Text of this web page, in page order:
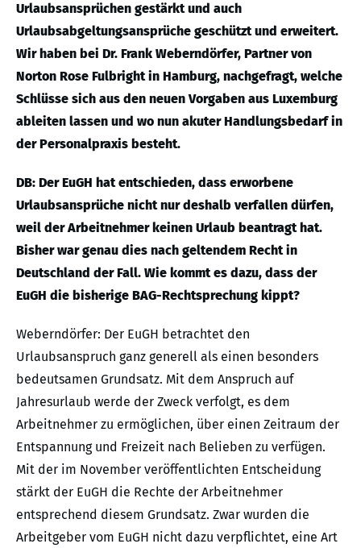
Urlaubsansprüchen gestärkt und auch
Urlaubsabgeltungsansprüche geschützt und erweitert.
Wir haben bei Dr. Frank Weberndörfer, Partner von
Norton Rose Fulbright in Hamburg, nachgefragt, welche
Schlüsse sich aus den neuen Vorgaben aus Luxemburg
ableiten lassen und wo nun akuter Handlungsbedarf in
der Personalpraxis besteht.
DB: Der EuGH hat entschieden, dass erworbene
Urlaubsansprüche nicht nur deshalb verfallen dürfen,
weil der Arbeitnehmer keinen Urlaub beantragt hat.
Bisher war genau dies nach geltendem Recht in
Deutschland der Fall. Wie kommt es dazu, dass der
EuGH die bisherige BAG-Rechtsprechung kippt?
Weberndörfer: Der EuGH betrachtet den
Urlaubsanspruch ganz generell als einen besonders
bedeutsamen Grundsatz. Mit dem Anspruch auf
Jahresurlaub werde der Zweck verfolgt, es dem
Arbeitnehmer zu ermöglichen, über einen Zeitraum der
Entspannung und Freizeit nach Belieben zu verfügen.
Mit der im November veröffentlichten Entscheidung
stärkt der EuGH die Rechte der Arbeitnehmer
entsprechend diesem Grundsatz. Zwar wurden die
Arbeitgeber vom EuGH nicht dazu verpflichtet, eine Art